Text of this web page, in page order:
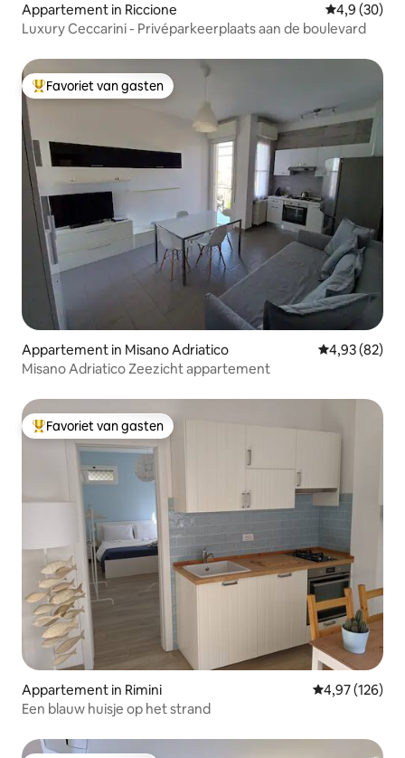
Appartement in Riccione Gemiddelde
4,9 (30)
Luxury Ceccarini - Privéparkeerplaats aan de boulevard
Topfavoriet van gasten
Favoriet van gasten
Appartement in Misano Adriatico Gemiddelde
4,93 (82)
Misano Adriatico Zeezicht appartement
Topfavoriet van gasten
Favoriet van gasten
Appartement in Rimini Gemiddelde
4,97 (126)
Een blauw huisje op het strand